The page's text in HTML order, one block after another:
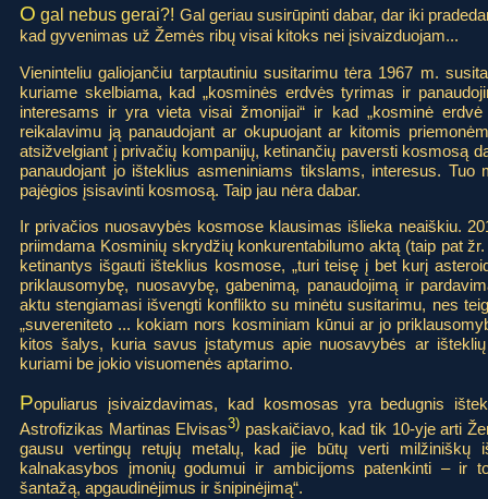
O gal nebus gerai?! Gal geriau susirūpinti dabar, dar iki
kad gyvenimas už Žemės ribų visai kitoks nei įsivaizduojam...
Vieninteliu galiojančiu tarptautiniu susitarimu tėra 1967 m.
kuriame skelbiama, kad „kosminės erdvės tyrimas ir
interesams ir yra vieta visai žmonijai“ ir kad „kosminė
reikalavimu ją panaudojant ar okupuojant ar kitomis
atsižvelgiant į privačių kompanijų, ketinančių paversti kosmosą
panaudojant jo išteklius asmeniniams tikslams, interesus.
pajėgios įsisavinti kosmosą. Taip jau nėra dabar.
Ir privačios nuosavybės kosmose klausimas išlieka neaiškiu.
priimdama Kosminių skrydžių konkurentabilumo aktą (taip pat
ketinantys išgauti išteklius kosmose, „turi teisę į bet kurį
priklausomybę, nuosavybę, gabenimą, panaudojimą ir
aktu stengiamasi išvengti konflikto su minėtu susitarimu, nes
„suvereniteto ... kokiam nors kosminiam kūnui ar jo
kitos šalys, kuria savus įstatymus apie nuosavybės ar
kuriami be jokio visuomenės aptarimo.
Populiarus įsivaizdavimas, kad kosmosas yra bedugnis
Astrofizikas Martinas Elvisas3) paskaičiavo, kad tik 10-yje arti
gausu vertingų retųjų metalų, kad jie būtų verti milžiniškų
kalnakasybos įmonių godumui ir ambicijoms patenkinti – ir
šantažą, apgaudinėjimus ir šnipinėjimą“.